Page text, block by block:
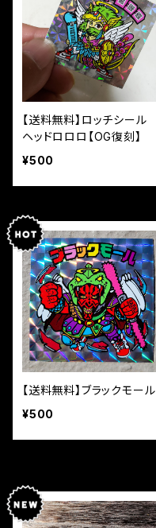
【送料無料】ロッチシール
ヘッドロロロ【OG復刻】
¥500
【送料無料】ブラックモール
¥500